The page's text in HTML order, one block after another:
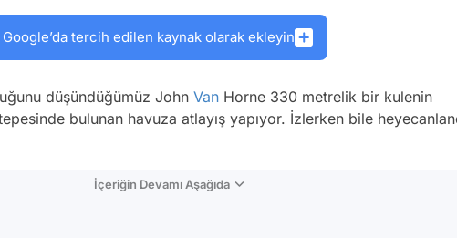
Google’da tercih edilen kaynak olarak ekleyin
düşündüğümüz John Van Horne 330 metrelik bir kulenin
bulunan havuza atlayış yapıyor. İzlerken bile
İçeriğin Devamı Aşağıda